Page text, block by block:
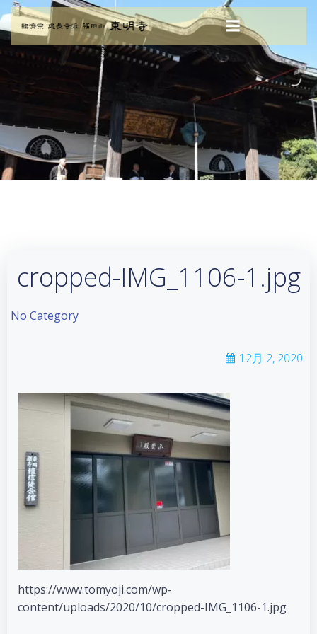
コ
ン
テ
ン
ス
キ
ッ
プ
cropped-IMG_1106-1.jpg
No Category
12月 2, 2020
https://www.tomyoji.com/wp-
content/uploads/2020/10/cropped-IMG_1106-1.jpg